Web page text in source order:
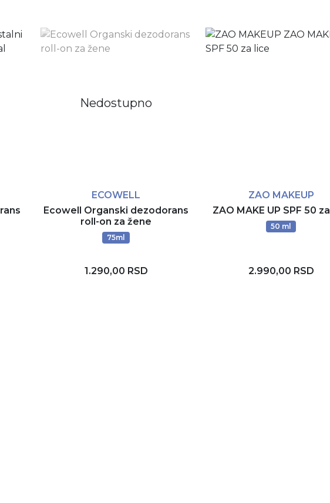
Nedostupno
ECOWELL
Ecowell Organski dezodorans
roll-on za žene
75ml
1.290,00 RSD
ZAO MAKEUP
ZAO MAKE UP SPF 50
50 ml
2.990,00 RSD